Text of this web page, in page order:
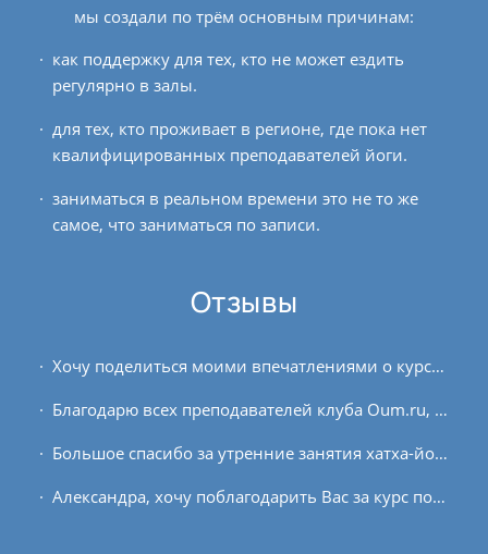
мы создали по трём основным причинам:
как поддержку для тех, кто не может ездить
регулярно в залы.
для тех, кто проживает в регионе, где пока нет
квалифицированных преподавателей йоги.
заниматься в реальном времени это не то же
самое, что заниматься по записи.
Отзывы
Хочу поделиться моими впечатлениями о курсе «Пранаяма и медитация для начинающих». Несколько лет виртуально знакома с клубом OUM.RU, очень мне нравится его деятельность, и есть...
Благодарю всех преподавателей клуба Oum.ru, это невероятное погружение в мир знаний и осознанных людей, участвующих в созидательной деятельности. Обучающий курс «Погружение в...
Большое спасибо за утренние занятия хатха-йогой. Благодаря регулярным практикам эффект не заставил себя ждать:) Когда уже примерно знаешь последовательность асан, сколько...
Александра, хочу поблагодарить Вас за курс по йоге для вата-доши. Поскольку я взяла из него много очень важного и ценного, не только для своей личной практики, но и для своего...